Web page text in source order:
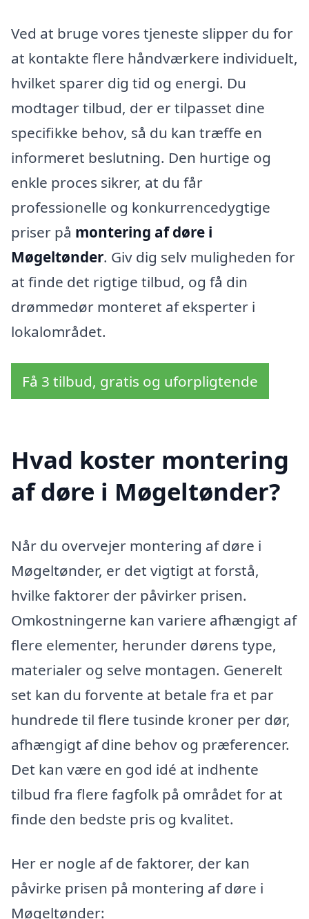
Ved at bruge vores tjeneste slipper du for
at kontakte flere håndværkere individuelt,
hvilket sparer dig tid og energi. Du
modtager tilbud, der er tilpasset dine
specifikke behov, så du kan træffe en
informeret beslutning. Den hurtige og
enkle proces sikrer, at du får
professionelle og konkurrencedygtige
priser på montering af døre i
Møgeltønder. Giv dig selv muligheden for
at finde det rigtige tilbud, og få din
drømmedør monteret af eksperter i
lokalområdet.
Få 3 tilbud, gratis og uforpligtende
Hvad koster montering
af døre i Møgeltønder?
Når du overvejer montering af døre i
Møgeltønder, er det vigtigt at forstå,
hvilke faktorer der påvirker prisen.
Omkostningerne kan variere afhængigt af
flere elementer, herunder dørens type,
materialer og selve montagen. Generelt
set kan du forvente at betale fra et par
hundrede til flere tusinde kroner per dør,
afhængigt af dine behov og præferencer.
Det kan være en god idé at indhente
tilbud fra flere fagfolk på området for at
finde den bedste pris og kvalitet.
Her er nogle af de faktorer, der kan
påvirke prisen på montering af døre i
Møgeltønder: